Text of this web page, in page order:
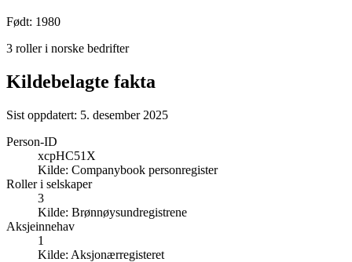
Født: 1980
3 roller i norske bedrifter
Kildebelagte fakta
Sist oppdatert: 5. desember 2025
Person-ID
xcpHC51X
Kilde: Companybook personregister
Roller i selskaper
3
Kilde: Brønnøysundregistrene
Aksjeinnehav
1
Kilde: Aksjonærregisteret